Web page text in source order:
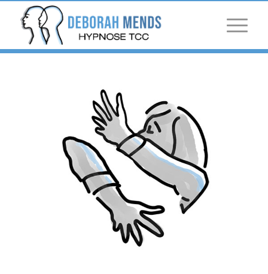
Panneau de gestion des cookies